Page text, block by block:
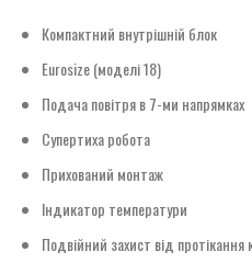
Компактний внутрішній блок
Eurosize (моделі 18)
Подача повітря в 7-ми напрямках
Супертиха робота
Прихований монтаж
Індикатор температури
Подвійний захист від протікання